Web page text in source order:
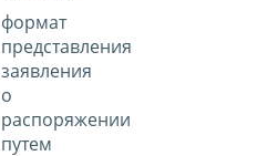
формат
представления
заявления
о
распоряжении
путем